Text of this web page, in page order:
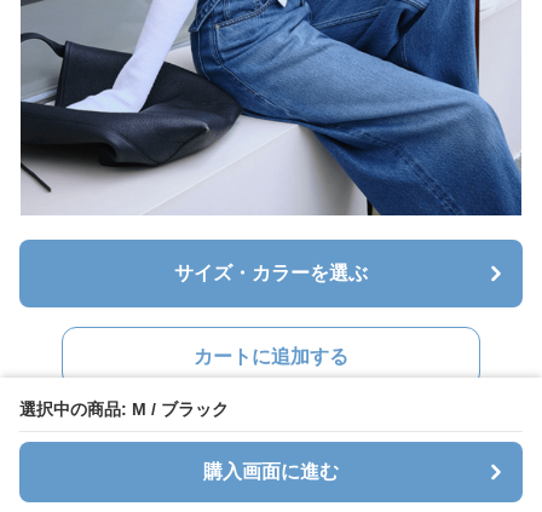
選択中の商品: M / ブラック
購入画面に進む
サイズ・カラーを選ぶ
カートに追加する